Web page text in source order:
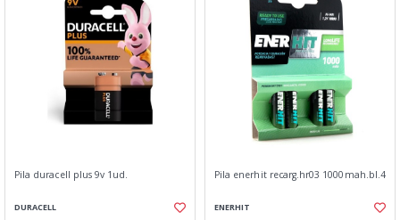
Pila duracell plus 9v 1ud.
DURACELL
Pila enerhit recarg.hr03 1000mah.bl.4
ENERHIT